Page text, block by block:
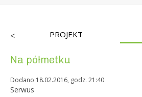
< PROJEKT
Na półmetku
Dodano 18.02.2016, godz. 21:40
Serwus